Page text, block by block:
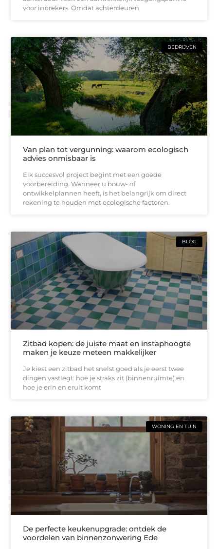
voor inbrekers. Omdat achterdeuren
BEDRIJVEN
Van plan tot vergunning: waarom ecologisch
advies onmisbaar is
Elk succesvol project begint met een goede
voorbereiding. Wanneer u bouw- of
ontwikkelplannen heeft, is het belangrijk om direct
rekening te houden met ecologische factoren.
BLOG
Zitbad kopen: de juiste maat en instaphoogte
maken je keuze meteen makkelijker
Je kiest een zitbad het snelst goed als je eerst twee
dingen vastlegt: hoe je straks zit (binnenruimte) en
hoe je erin en eruit komt
WONING EN TUIN
De perfecte keukenupgrade: ontdek de
voordelen van binnenzonwering Ede